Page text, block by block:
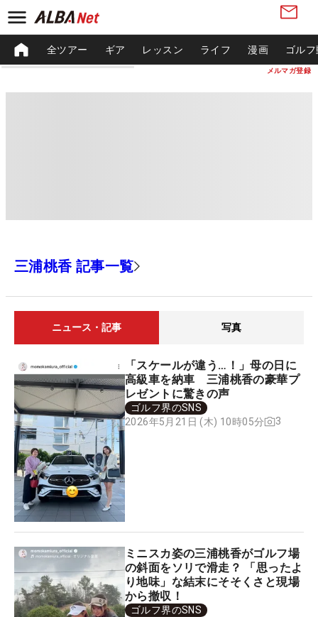
メルマガ登録
全ツアー ギア レッスン ライフ 漫画 ゴル
三浦桃香 記事一覧
ニュース・記事 写真
「スケールが違う…！」母の日に
高級車を納車 三浦桃香の豪華プ
レゼントに驚きの声
ゴルフ界のSNS
2026年5月21日 (木) 10時05分
3
ミニスカ姿の三浦桃香がゴルフ場
の斜面をソリで滑走？ 「思ったよ
り地味」な結末にそそくさと現場
から撤収！
ゴルフ界のSNS